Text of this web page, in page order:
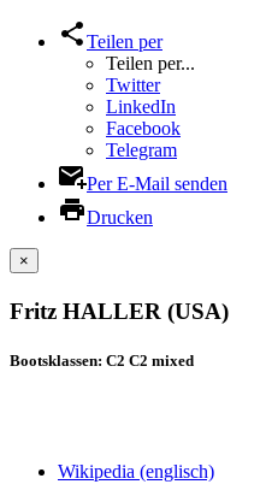
Teilen per
Teilen per...
Twitter
LinkedIn
Facebook
Telegram
Per E-Mail senden
Drucken
×
Fritz HALLER (USA)
Bootsklassen: C2 C2 mixed
Wikipedia (englisch)